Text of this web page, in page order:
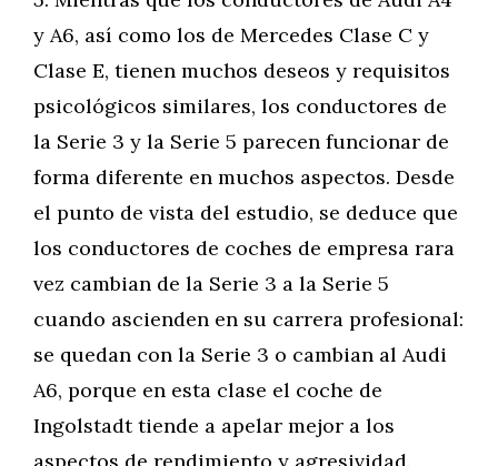
y A6, así como los de Mercedes Clase C y
Clase E, tienen muchos deseos y requisitos
psicológicos similares, los conductores de
la Serie 3 y la Serie 5 parecen funcionar de
forma diferente en muchos aspectos. Desde
el punto de vista del estudio, se deduce que
los conductores de coches de empresa rara
vez cambian de la Serie 3 a la Serie 5
cuando ascienden en su carrera profesional:
se quedan con la Serie 3 o cambian al Audi
A6, porque en esta clase el coche de
Ingolstadt tiende a apelar mejor a los